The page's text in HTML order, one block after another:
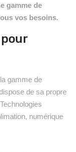
gamme de
vos besoins.
gamme de
de sa propre
numérique